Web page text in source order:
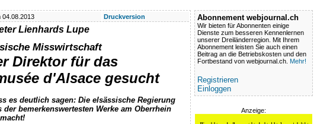
04.08.2013 Druckversion
Lienhards Lupe
Misswirtschaft
Direktor für das
d'Alsace gesucht
es deutlich sagen: Die elsässische Regierung
der bemerkenswertesten Werke am Oberrhein
Abonnement webjournal.ch
Wir bieten für Abonnenten einige
Dienste zum besseren Kennenlernen
unserer Dreiländerregion. Mit Ihrem
Abonnement leisten Sie auch einen
Beitrag an die Betriebskosten und den
Fortbestand von webjournal.ch. Mehr!
Registrieren
Einloggen
Anzeige: